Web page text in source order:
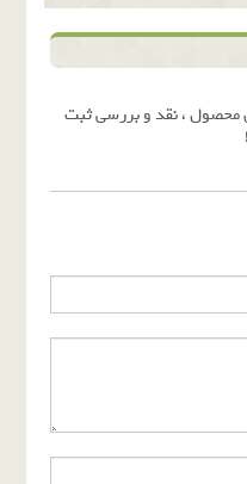
محصول ، نقد و بررسی ثبت